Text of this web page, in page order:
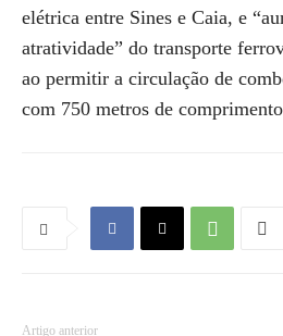
elétrica entre Sines e Caia, e
atratividade” do transporte
ao permitir a circulação de
com 750 metros de
Artigo anterior